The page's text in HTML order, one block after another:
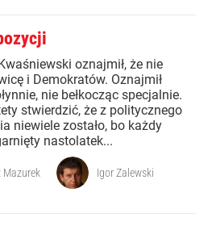
oznajmił, że nie
i Demokratów. Oznajmił
nie bełkocząc specjalnie.
stwierdzić, że z politycznego
niewiele zostało, bo każdy
nastolatek...
Mazurek Igor Zalewski